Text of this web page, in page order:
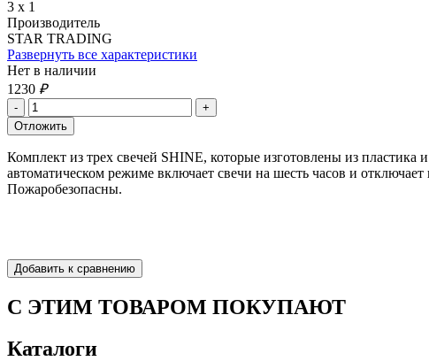
3 х 1
Производитель
STAR TRADING
Развернуть все характеристики
Нет в наличии
1230 ₽
Комплект из трех свечей SHINE, которые изготовлены из
автоматическом режиме включает свечи на шесть часов и
Пожаробезопасны.
С ЭТИМ ТОВАРОМ ПОКУПАЮТ
Каталоги